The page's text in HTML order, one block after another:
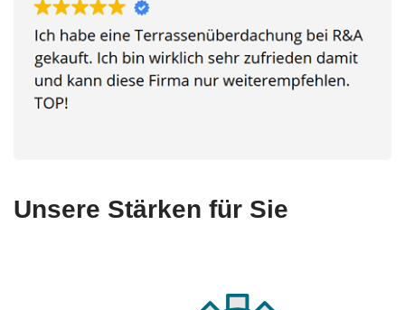
Unsere Stärken für Sie